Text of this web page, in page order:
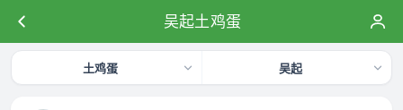
吴起土鸡蛋
土鸡蛋 吴起